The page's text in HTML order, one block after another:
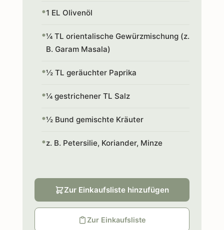
1 EL Olivenöl
¼ TL orientalische Gewürzmischung (z.
B. Garam Masala)
½ TL geräuchter Paprika
¼ gestrichener TL Salz
½ Bund gemischte Kräuter
z. B. Petersilie, Koriander, Minze
Zur Einkaufsliste hinzufügen
Zur Einkaufsliste